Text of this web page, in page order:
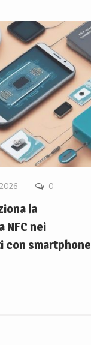
0
la
NFC nei
con smartphone